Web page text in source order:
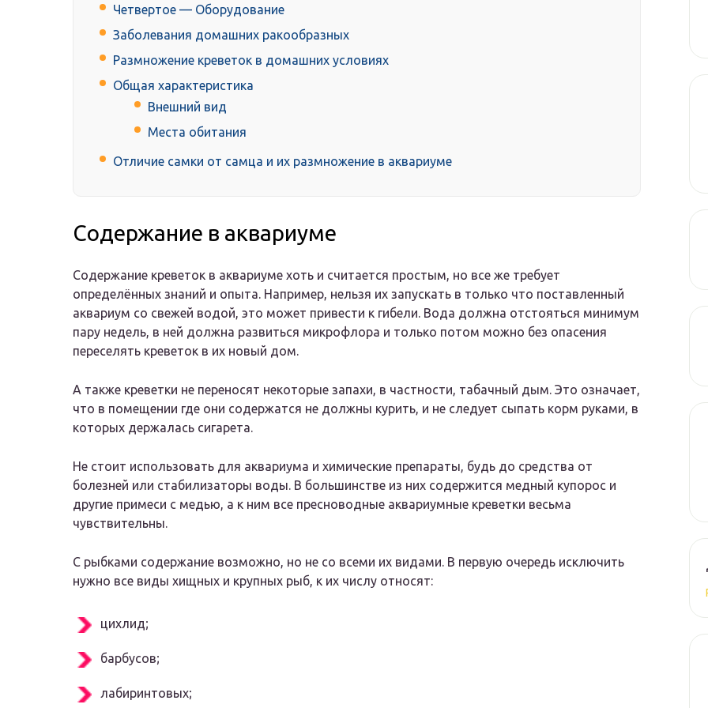
Четвертое — Оборудование
Заболевания домашних ракообразных
Размножение креветок в домашних условиях
Общая характеристика
Внешний вид
Места обитания
Отличие самки от самца и их размножение в аквариуме
Содержание в аквариуме
Содержание креветок в аквариуме хоть и считается простым, но все же требует
определённых знаний и опыта. Например, нельзя их запускать в только что поставленный
аквариум со свежей водой, это может привести к гибели. Вода должна отстояться минимум
пару недель, в ней должна развиться микрофлора и только потом можно без опасения
переселять креветок в их новый дом.
А также креветки не переносят некоторые запахи, в частности, табачный дым. Это означает,
что в помещении где они содержатся не должны курить, и не следует сыпать корм руками, в
которых держалась сигарета.
Не стоит использовать для аквариума и химические препараты, будь до средства от
болезней или стабилизаторы воды. В большинстве из них содержится медный купорос и
другие примеси с медью, а к ним все пресноводные аквариумные креветки весьма
чувствительны.
С рыбками содержание возможно, но не со всеми их видами. В первую очередь исключить
нужно все виды хищных и крупных рыб, к их числу относят:
цихлид;
барбусов;
лабиринтовых;